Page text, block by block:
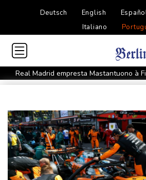
Deutsch English
Italiano
Real Madrid empresta Mastantuono à
México e Peru restabelecem relações
Bayern de Munique vence Aston Villa
Kong
EUA perde empregos, um golpe às
economia
OMS propõe testar na RDC uma